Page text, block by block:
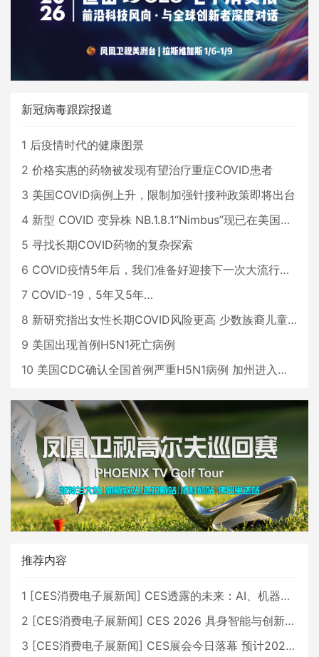
新冠病毒跟踪报道
1 后疫情时代的健康图景
2 价格实惠的药物被发现有望治疗重症COVID患者
3 美国COVID病例上升，限制加强针接种政策即将出台
4 新型 COVID 变异株 NB.1.8.1“Nimbus”现已在美国占据主导地位
5 寻找长期COVID药物的复杂探索
6 COVID疫情5年后，我们准备好迎接下一次大流行了吗？
7 COVID-19，5年又5年…
8 新研究指出女性长期COVID风险更高 少数族裔儿童存在差异
9 美国出现首例H5N1死亡病例
10 美国CDC确认全国首例严重H5N1病例 加州进入紧急状态
推荐内容
1 [CES消费电子展新闻] CES透露的未来：AI、机器人与智能生活大爆发
2 [CES消费电子展新闻] CES 2026 具身智能与创新领域 中国公司大放异彩
3 [CES消费电子展新闻] CES展会今日落幕 预计2026行业收入将超五千亿美元